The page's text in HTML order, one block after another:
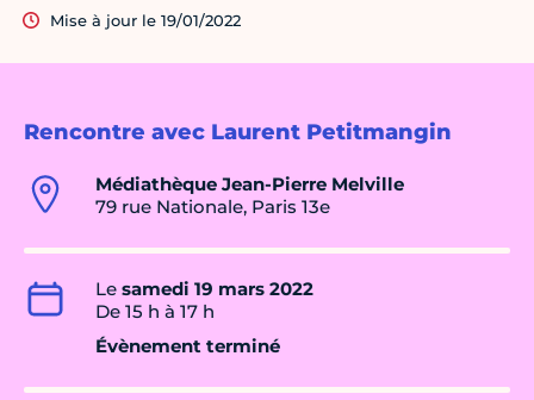
Rencontre avec Laurent Petitmangin
Médiathèque Jean-Pierre Melville
79 rue Nationale, Paris 13e
Le samedi 19 mars 2022
De 15 h à 17 h
Évènement terminé
Mise à jour le 19/01/2022